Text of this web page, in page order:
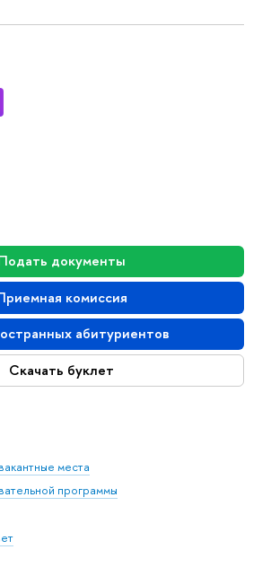
документы
комиссия
абитуриентов
Скачать буклет
места
программы